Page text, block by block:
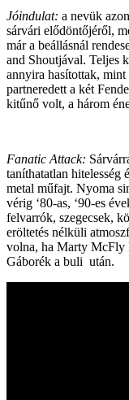
Jóindulat: a nevük
sárvári elődöntőjéről,
már a beállásnál
and Shoutjával. Teljes
annyira hasítottak, mint
partneredett a két
kitűnő volt, a három
Fanatic Attack:
taníthatatlan hitelesség
metal műfajt. Nyoma
vérig ‘80-as, ‘90-es
felvarrók, szegecsek,
eröltetés nélküli
volna, ha Marty McFly
Gáborék a buli után.